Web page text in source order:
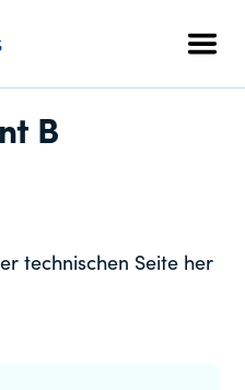
B
technischen Seite her